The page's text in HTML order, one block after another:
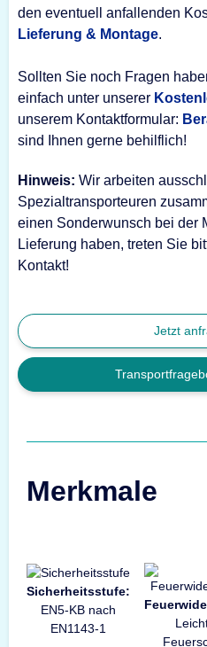
den eventuell anfallenden
Lieferung & Montage.
Sollten Sie noch Fragen
einfach unter unserer
unserem Kontaktformular:
sind Ihnen gerne behilflich!
Hinweis: Wir arbeiten
Spezialtransporteuren
einen Sonderwunsch bei der
Lieferung haben, treten Sie
Kontakt!
Jetzt
Merkmale
Sicherheitsstufe:
EN5-KB nach
EN1143-1